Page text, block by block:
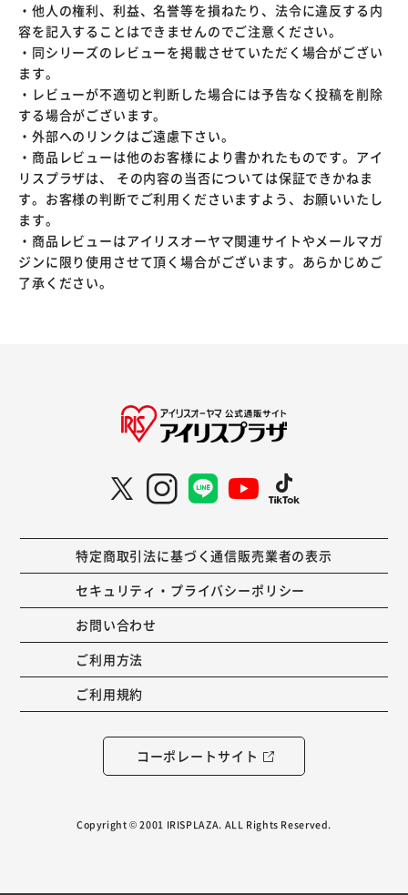
・他人の権利、利益、名誉等を損ねたり、法令に違反する内
容を記入することはできませんのでご注意ください。
・同シリーズのレビューを掲載させていただく場合がござい
ます。
・レビューが不適切と判断した場合には予告なく投稿を削除
する場合がございます。
・外部へのリンクはご遠慮下さい。
・商品レビューは他のお客様により書かれたものです。アイ
リスプラザは、 その内容の当否については保証できかねま
す。お客様の判断でご利用くださいますよう、お願いいたし
ます。
・商品レビューはアイリスオーヤマ関連サイトやメールマガ
ジンに限り使用させて頂く場合がございます。あらかじめご
了承ください。
特定商取引法に基づく通信販売業者の表示
セキュリティ・プライバシーポリシー
お問い合わせ
ご利用方法
ご利用規約
コーポレートサイト
Copyright © 2001 IRISPLAZA. ALL Rights Reserved.